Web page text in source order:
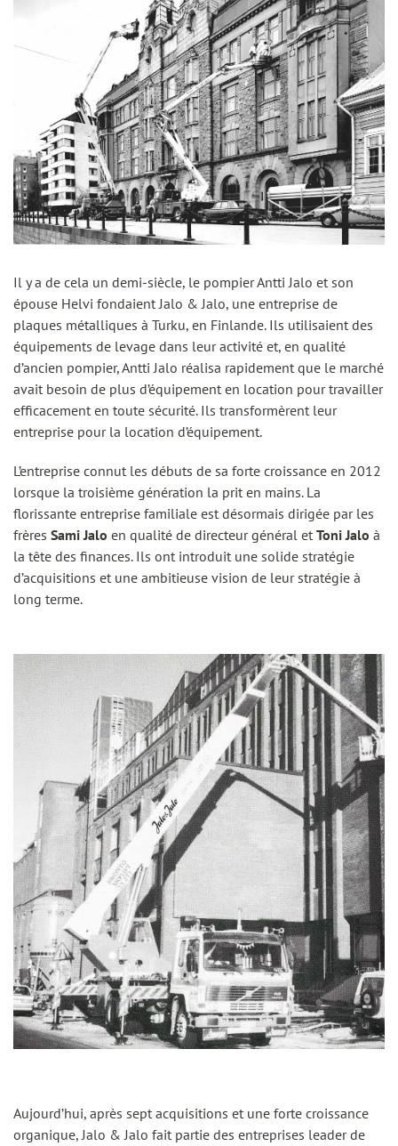
Il y a de cela un demi-siècle, le pompier Antti Jalo et son
épouse Helvi fondaient Jalo & Jalo, une entreprise de
plaques métalliques à Turku, en Finlande. Ils utilisaient des
équipements de levage dans leur activité et, en qualité
d’ancien pompier, Antti Jalo réalisa rapidement que le marché
avait besoin de plus d’équipement en location pour travailler
efficacement en toute sécurité. Ils transformèrent leur
entreprise pour la location d’équipement.
L’entreprise connut les débuts de sa forte croissance en 2012
lorsque la troisième génération la prit en mains. La
florissante entreprise familiale est désormais dirigée par les
frères Sami Jalo en qualité de directeur général et Toni Jalo à
la tête des finances. Ils ont introduit une solide stratégie
d’acquisitions et une ambitieuse vision de leur stratégie à
long terme.
Aujourd’hui, après sept acquisitions et une forte croissance
organique, Jalo & Jalo fait partie des entreprises leader de